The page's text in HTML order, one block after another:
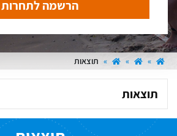
הרשמה לתחרות
»
»
» תוצאות
את
העמוד